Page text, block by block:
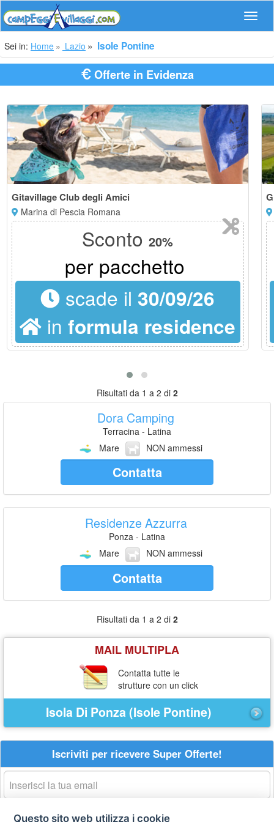
Sei in: Home Lazio Isole Pontine
Offerte in Evidenza
Gitavillage Club degli Amici
Marina di Pescia Romana
Sconto20%
per pacchetto
scade il 30/09/26
informula residence
Risultati da 1 a 2 di 2
Dora Camping
Terracina - Latina
Mare
NON ammessi
Contatta
Residenze Azzurra
Ponza - Latina
Mare
NON ammessi
Contatta
Risultati da 1 a 2 di 2
MAIL MULTIPLA
Contatta tutte le
strutture con un click
Isola Di Ponza (Isole Pontine)
Iscriviti per ricevere Super Offerte!
La
tua
email
acconsento al trattamento deidati personali
Questo sito web utilizza i cookie